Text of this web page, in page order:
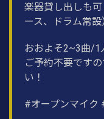
楽器貸し出しも
ース、ドラム常設
おおよそ2~3曲/1
ご予約不要です
い！
#オープンマイク